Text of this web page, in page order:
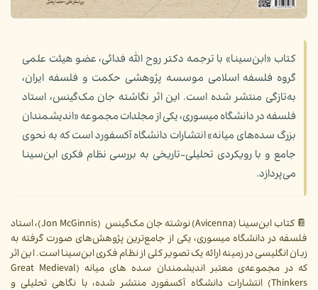
کتاب «ابن‌سینا» با ترجمه دکتر روح الله فدائی، عضو هیئت علمی
گروه فلسفه اسلامی موسسه پژوهشی حکمت و فلسفه ایران،
به‌تازگی منتشر شده است. این اثر نگاشته جان مک‌گینس، استاد
فلسفه در دانشگاه میسوری، یکی از مجلدات مجموعه «اندیشمندان
بزرگ سده‌های میانه» انتشارات دانشگاه آکسفورد است که به نحوی
جامع و با رویکردی تحلیلی-تاریخی به بررسی نظام فکری ابن‌سینا
می‌پردازد.
📔 کتاب ابن‌سینا (Avicenna) نوشته جان مک‌گینس (Jon McGinnis)، استاد
فلسفه در دانشگاه میسوری، یکی از جامع‌ترین پژوهش‌های صورت گرفته به
زبان انگلیسی در زمینه ارائه یک تصویر کلی از نظام فکری ابن‌سینا است. این اثر
که در مجموعه‌ی معتبر اندیشمندان سده های میانه (Great Medieval
Thinkers) انتشارات دانشگاه آکسفورد منتشر شده، با نگاهی تحلیلی و